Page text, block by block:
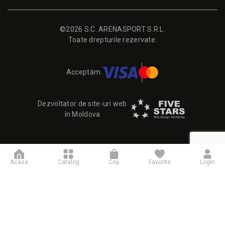
©2026 S.C. ARENASPORT S.R.L.
Toate drepturile rezervate.
Acceptăm
Dezvoltator de site-uri web
în Moldova
Acasa Catalog Coş Favorite Login